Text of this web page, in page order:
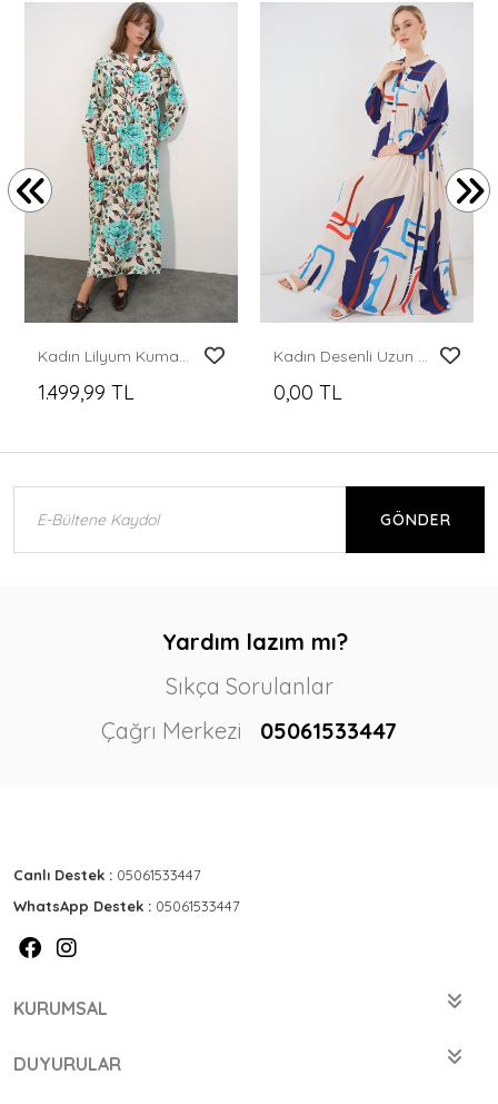
Kadın Lilyum Kumaş Uzun Tesettür Elbise 2593 - Turkuaz
1.499,99 TL
Kadın Desenli Uzun Tesettür Elbise 2585 - D.Krem
0,00 TL
GÖNDER
Yardım lazım mı?
Sıkça Sorulanlar
Çağrı Merkezi
05061533447
Canlı Destek : 05061533447
WhatsApp Destek : 05061533447
KURUMSAL
DUYURULAR